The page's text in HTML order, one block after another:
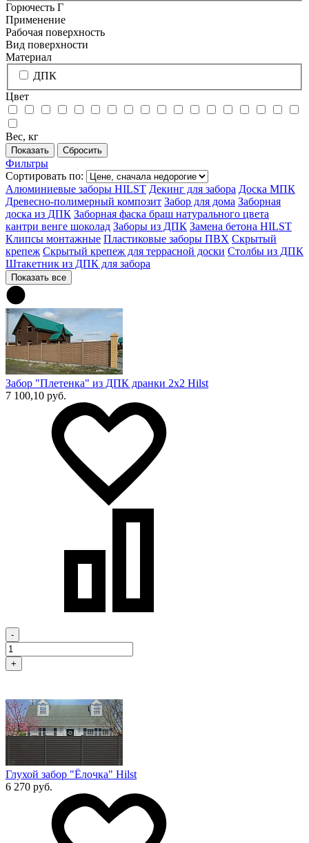
Горючесть Г
Применение
Рабочая поверхность
Вид поверхности
Материал
ДПК
Цвет
Вес, кг
Фильтры
Сортировать по:
Алюминиевые заборы HILST Декинг для забора Доска МПК
Древесно-полимерный композит Забор для дома Заборная
доска из ДПК Заборная фаска браш натурального цвета
кантри венге шоколад Заборы из ДПК Замена бетона HILST
Клипсы монтажные Пластиковые заборы ПВХ Скрытый
крепеж Скрытый крепеж для террасной доски Столбы из ДПК
Штакетник из ДПК для забора
Показать все
Забор "Плетенка" из ДПК дранки 2х2 Hilst
7 100,10 руб.
-
+
Глухой забор "Ёлочка" Hilst
6 270 руб.